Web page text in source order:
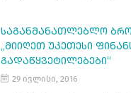
ᲡᲐᲒᲐᲜᲛᲐᲜᲐᲗᲚᲔᲑᲚᲝ
„ᲛᲘᲘᲦᲔᲗ ᲣᲙᲔᲗᲔᲡᲘ
ᲒᲐᲓᲐᲬᲧᲕᲔᲢᲘᲚᲔᲑᲔᲑᲘ“
29 ივლისი, 2016